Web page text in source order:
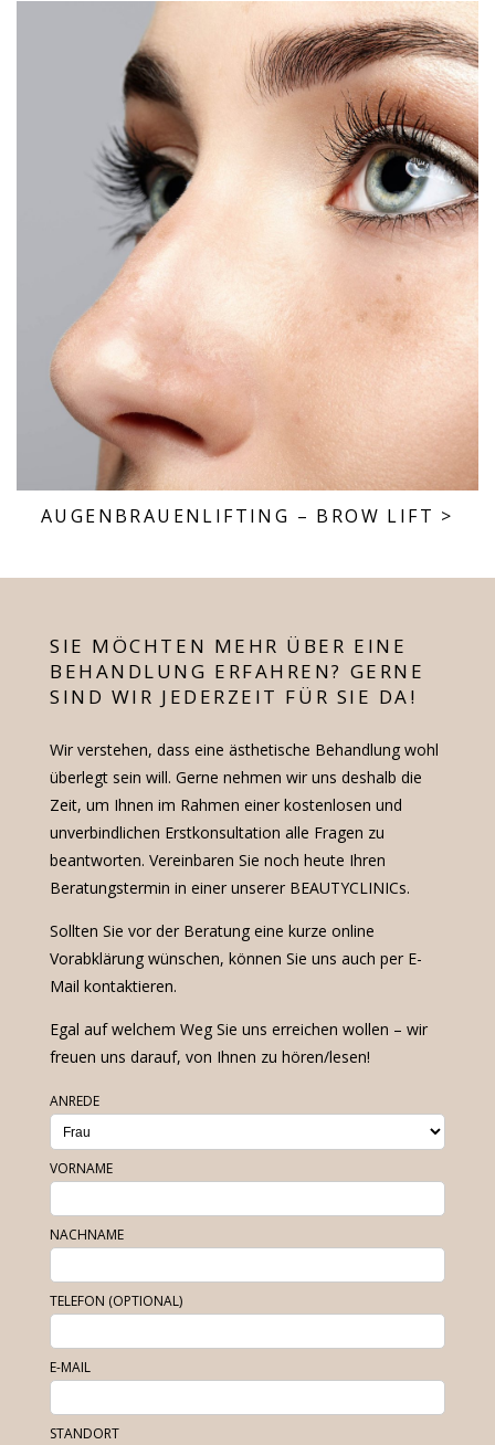
AUGENBRAUEN­LIFTING – BROW LIFT >
SIE MÖCHTEN MEHR ÜBER EINE
BEHANDLUNG ERFAHREN? GERNE
SIND WIR JEDERZEIT FÜR SIE DA!
Wir verstehen, dass eine ästhetische Behandlung wohl
überlegt sein will. Gerne nehmen wir uns deshalb die
Zeit, um Ihnen im Rahmen einer kostenlosen und
unverbindlichen Erstkonsultation alle Fragen zu
beantworten. Vereinbaren Sie noch heute Ihren
Beratungstermin in einer unserer BEAUTYCLINICs.
Sollten Sie vor der Beratung eine kurze online
Vorabklärung wünschen, können Sie uns auch per E-
Mail kontaktieren.
Egal auf welchem Weg Sie uns erreichen wollen – wir
freuen uns darauf, von Ihnen zu hören/lesen!
ANREDE
VORNAME
NACHNAME
TELEFON (OPTIONAL)
E-MAIL
STANDORT